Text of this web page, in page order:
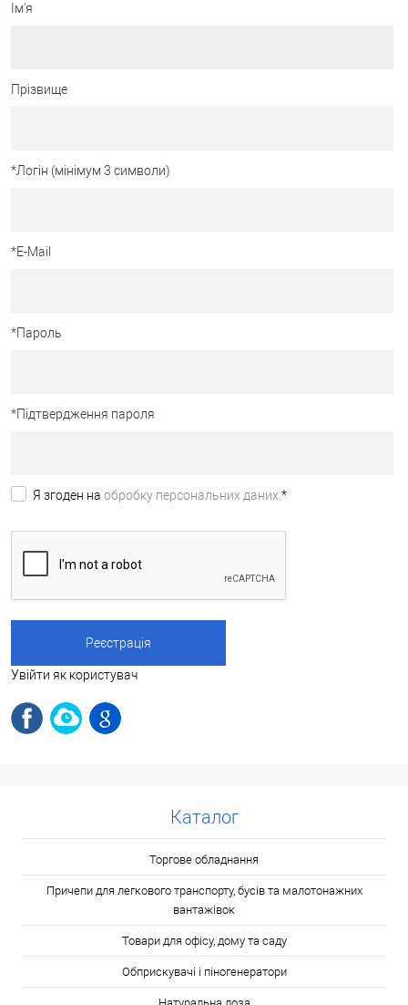
Ім'я
Прізвище
*Логін (мінімум 3 символи)
*E-Mail
*Пароль
*Підтвердження пароля
Я згоден на обробку персональних даних. *
Увійти як користувач
Каталог
Торгове обладнання
Причепи для легкового транспорту, бусів та малотонажних
вантажівок
Товари для офісу, дому та саду
Обприскувачі і піногенератори